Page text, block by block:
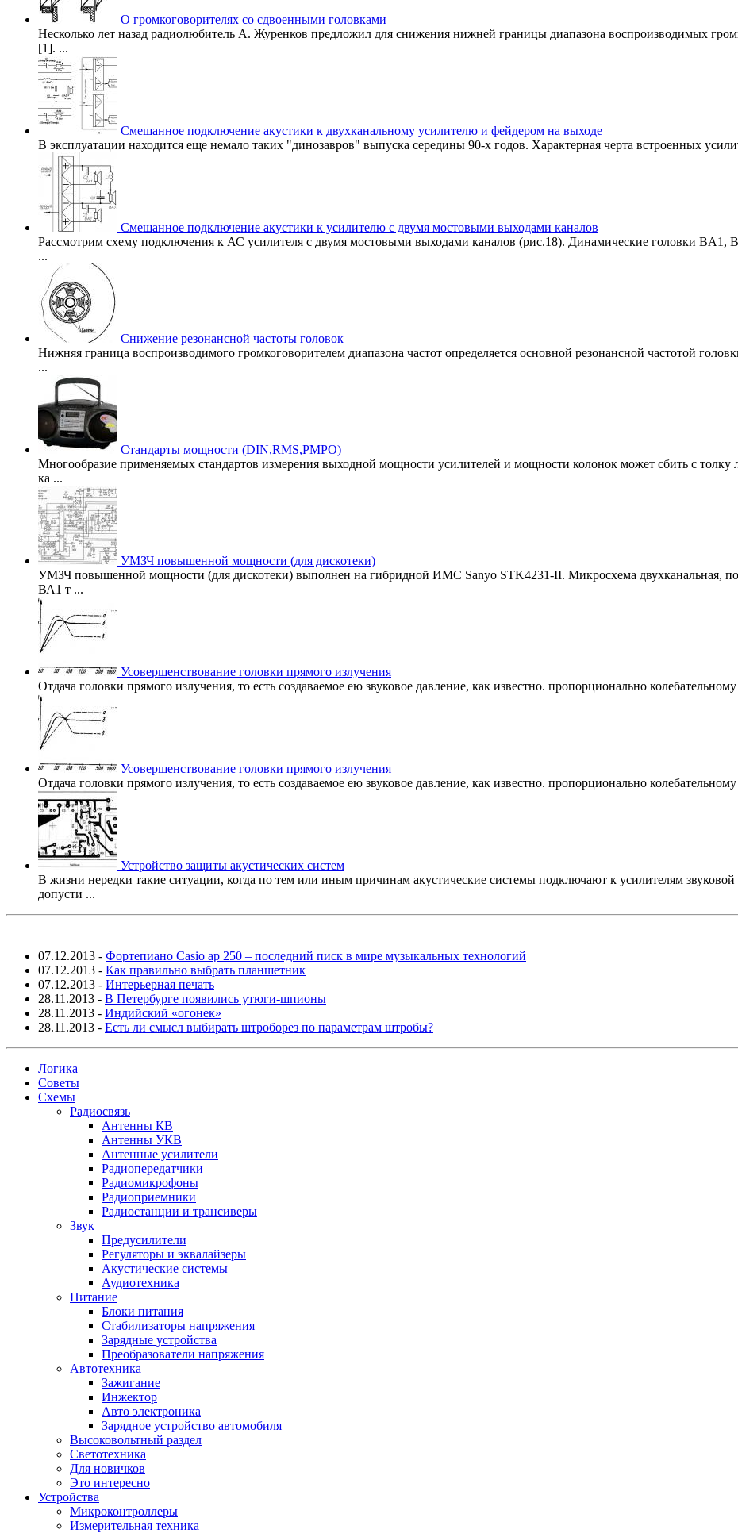
О громкоговорителях со сдвоенными головками
Несколько лет назад радиолюбитель А. Журенков предложил для снижения нижней границы диапазона воспроизводимых
[1]. ...
Смешанное подключение акустики к двухканальному усилителю и фейдером на выходе
В эксплуатации находится еще немало таких "динозавров" выпуска середины 90-х годов. Характерная черта встроенных
Смешанное подключение акустики к усилителю с двумя мостовыми выходами каналов
Рассмотрим схему подключения к АС усилителя с двумя мостовыми выходами каналов (рис.18). Динамические головки BA1,
...
Снижение резонансной частоты головок
Нижняя граница воспроизводимого громкоговорителем диапазона частот определяется основной резонансной частотой
...
Стандарты мощности (DIN,RMS,PMPO)
Многообразие применяемых стандартов измерения выходной мощности усилителей и мощности колонок может сбить с
ка ...
УМЗЧ повышенной мощности (для дискотеки)
УМЗЧ повышенной мощности (для дискотеки) выполнен на гибридной ИМС Sanyo STK4231-II. Микросхема двухканальная,
ВА1 т ...
Усовершенствование головки прямого излучения
Отдача головки прямого излучения, то есть создаваемое ею звуковое давление, как известно. пропорционально
Усовершенствование головки прямого излучения
Отдача головки прямого излучения, то есть создаваемое ею звуковое давление, как известно. пропорционально
Устройство защиты акустических систем
В жизни нередки такие ситуации, когда по тем или иным причинам акустические системы подключают к усилителям
допусти ...
07.12.2013 - Фортепиано Casio ap 250 – последний писк в мире музыкальных технологий
07.12.2013 - Как правильно выбрать планшетник
07.12.2013 - Интерьерная печать
28.11.2013 - В Петербурге появились утюги-шпионы
28.11.2013 - Индийский «огонек»
28.11.2013 - Есть ли смысл выбирать штроборез по параметрам штробы?
Логика
Советы
Схемы
Радиосвязь
Антенны КВ
Антенны УКВ
Антенные усилители
Радиопередатчики
Радиомикрофоны
Радиоприемники
Радиостанции и трансиверы
Звук
Предусилители
Регуляторы и эквалайзеры
Акустические системы
Аудиотехника
Питание
Блоки питания
Стабилизаторы напряжения
Зарядные устройства
Преобразователи напряжения
Автотехника
Зажигание
Инжектор
Авто электроника
Зарядное устройство автомобиля
Высоковольтный раздел
Светотехника
Для новичков
Это интересно
Устройства
Микроконтроллеры
Измерительная техника